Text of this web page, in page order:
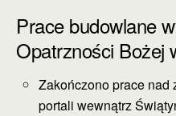
Prace budowlane
Opatrzności Bożej
Zakończono prace nad
portali wewnątrz